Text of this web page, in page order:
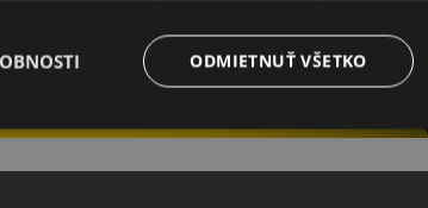
ODMIETNUŤ VŠETKO